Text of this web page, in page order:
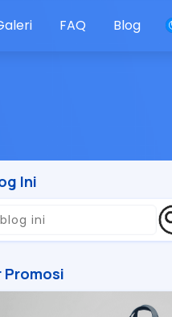
FAQ Blog
Ini
Promosi